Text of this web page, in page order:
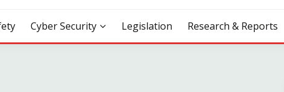
Cyber Security Legislation Research & Reports